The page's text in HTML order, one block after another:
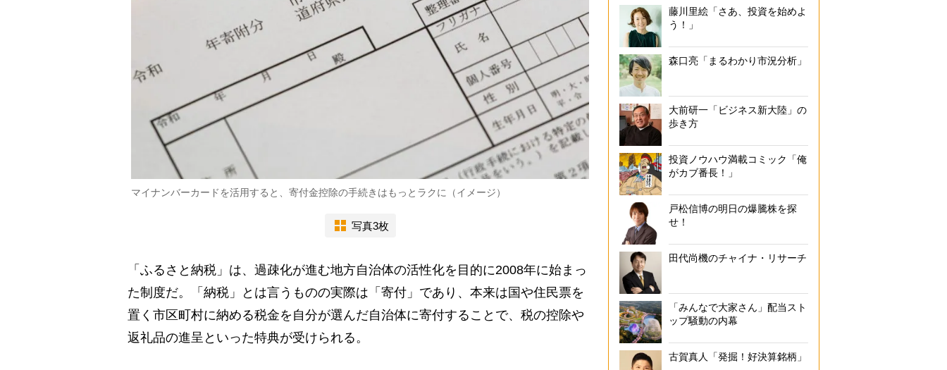
マイナンバーカードを活用すると、寄付金控除の手続きはもっとラクに（イメージ）
写真3枚
「ふるさと納税」は、過疎化が進む地方自治体の活性化を目的に2008年に始まっ
た制度だ。「納税」とは言うものの実際は「寄付」であり、本来は国や住民票を
置く市区町村に納める税金を自分が選んだ自治体に寄付することで、税の控除や
返礼品の進呈といった特典が受けられる。
藤川里絵「さあ、投資を始めよ
う！」
森口亮「まるわかり市況分析」
大前研一「ビジネス新大陸」の
歩き方
投資ノウハウ満載コミック「俺
がカブ番長！」
戸松信博の明日の爆騰株を探
せ！
田代尚機のチャイナ・リサーチ
「みんなで大家さん」配当スト
ップ騒動の内幕
古賀真人「発掘！好決算銘柄」